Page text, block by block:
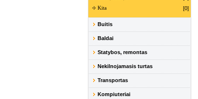
Kita [0]
Buitis
Baldai
Statybos, remontas
Nekilnojamasis turtas
Transportas
Kompiuteriai